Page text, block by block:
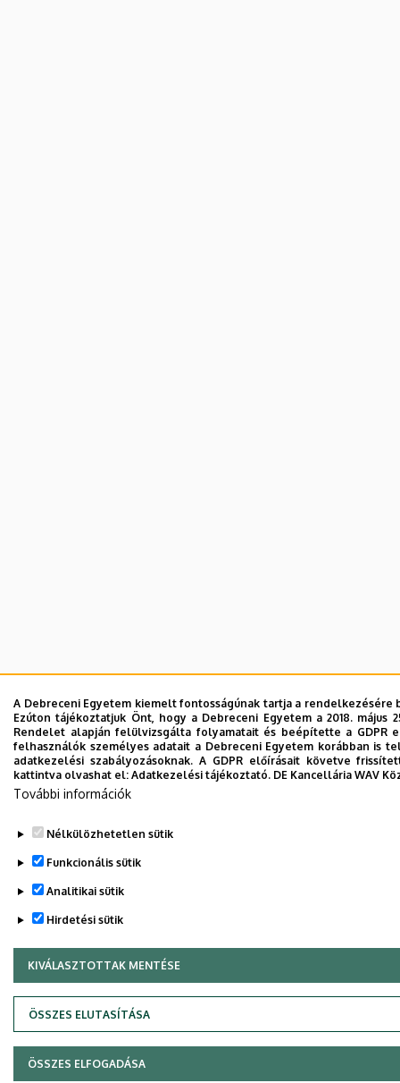
A Debreceni Egyetem kiemelt fontosságúnak tartja a
Ezúton tájékoztatjuk Önt, hogy a Debreceni Egyetem a 2018.
Rendelet alapján felülvizsgálta folyamatait és beépítette a GDPR
felhasználók személyes adatait a Debreceni Egyetem korábban
adatkezelési szabályozásoknak. A GDPR előírásait követve
kattintva olvashat el: Adatkezelési tájékoztató. DE Kancellária WAV
További információk
Nélkülözhetetlen sütik
Funkcionális sütik
Analitikai sütik
Hirdetési sütik
KIVÁLASZTOTTAK MENTÉSE
ÖSSZES ELUTASÍTÁSA
WITHDRAW CONSENT
ÖSSZES ELFOGADÁSA